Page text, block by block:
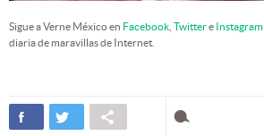
Sigue a Verne México en Facebook Twittere Instagram
diaria de maravillas de Internet.